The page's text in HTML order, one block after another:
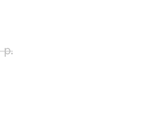
р.